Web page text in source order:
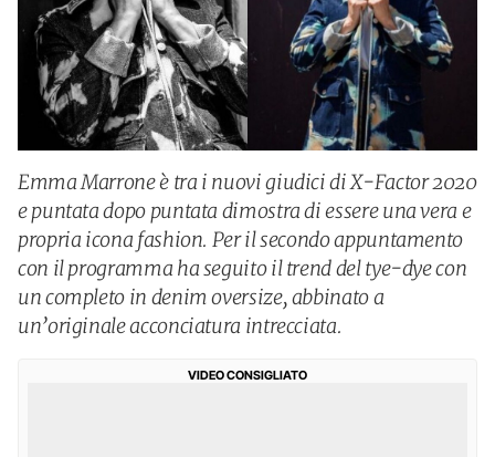
Emma Marrone è tra i nuovi giudici di X-Factor 2020
e puntata dopo puntata dimostra di essere una vera e
propria icona fashion. Per il secondo appuntamento
con il programma ha seguito il trend del tye-dye con
un completo in denim oversize, abbinato a
un’originale acconciatura intrecciata.
VIDEO CONSIGLIATO